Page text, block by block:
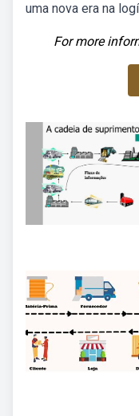
uma nova era na
For more